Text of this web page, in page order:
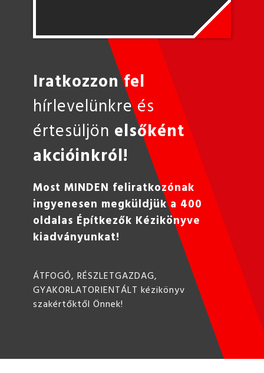
Iratkozzon fel
hírlevelünkre és
értesüljön elsőként
akcióinkról!
Most MINDEN feliratkozónak
ingyenesen megküldjük a 400
oldalas Építkezők Kézikönyve
kiadványunkat!
ÁTFOGÓ, RÉSZLETGAZDAG,
GYAKORLATORIENTÁLT kézikönyv
szakértőktől Önnek!